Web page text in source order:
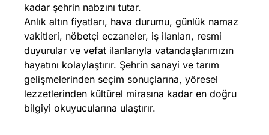
kadar şehrin nabzını tutar.
Anlık altın fiyatları, hava durumu, günlük namaz
vakitleri, nöbetçi eczaneler, iş ilanları, resmi
duyurular ve vefat ilanlarıyla vatandaşlarımızın
hayatını kolaylaştırır. Şehrin sanayi ve tarım
gelişmelerinden seçim sonuçlarına, yöresel
lezzetlerinden kültürel mirasına kadar en doğru
bilgiyi okuyucularına ulaştırır.